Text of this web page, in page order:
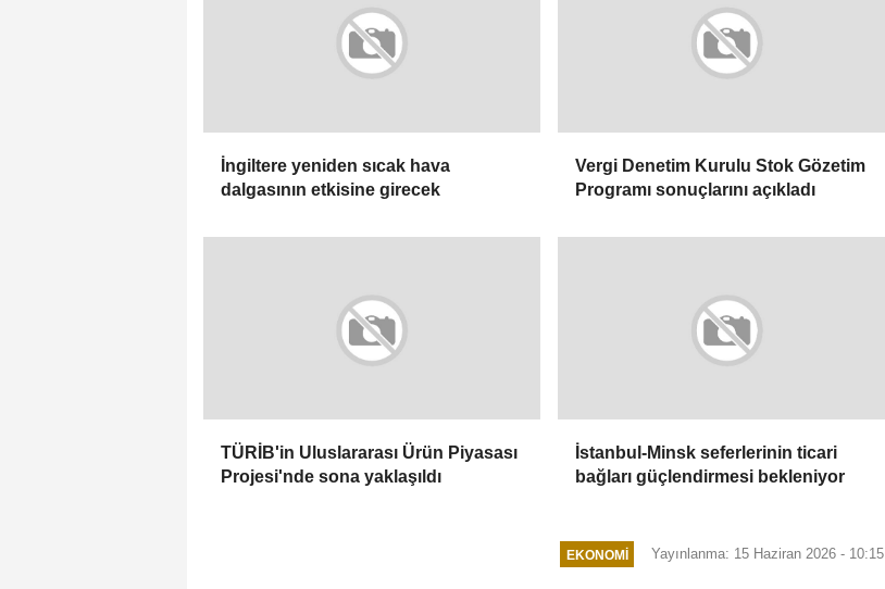
İngiltere yeniden sıcak hava
dalgasının etkisine girecek
Vergi Denetim Kurulu Stok Gözetim
Programı sonuçlarını açıkladı
TÜRİB'in Uluslararası Ürün Piyasası
Projesi'nde sona yaklaşıldı
İstanbul-Minsk seferlerinin ticari
bağları güçlendirmesi bekleniyor
EKONOMI Yayınlanma: 15 Haziran 2026 - 10:15